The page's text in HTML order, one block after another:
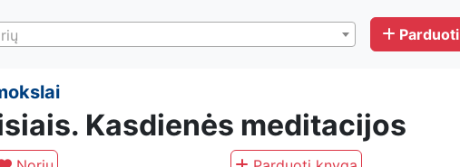
Parduoti
Kasdienės meditacijos